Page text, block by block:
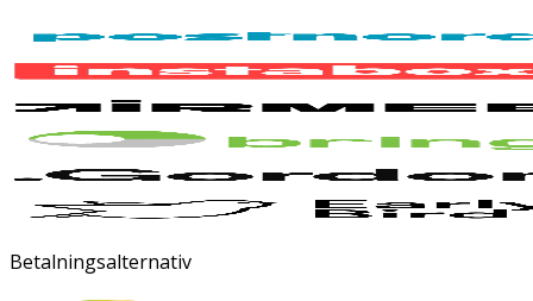
Betalningsalternativ